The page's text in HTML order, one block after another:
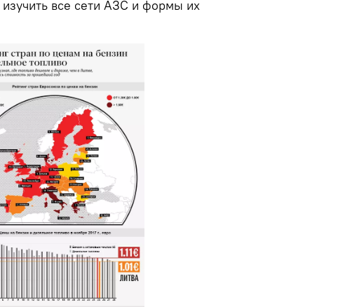
изучить все сети АЗС и формы их